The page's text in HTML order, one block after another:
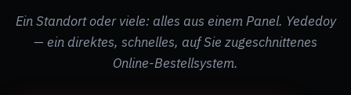
Ein Standort oder viele: alles aus einem Panel. Yededoy
— ein direktes, schnelles, auf Sie zugeschnittenes
Online-Bestellsystem.